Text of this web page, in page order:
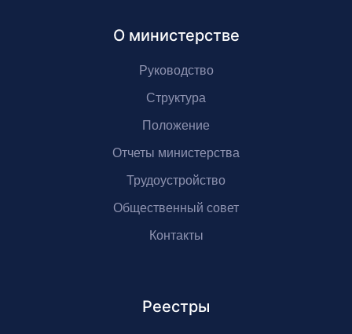
О министерстве
Руководство
Структура
Положение
Отчеты министерства
Трудоустройство
Общественный совет
Контакты
Реестры